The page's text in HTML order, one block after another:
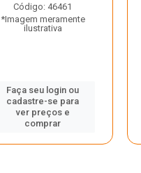
Código: 46461
*Imagem meramente
ilustrativa
Faça seu login ou
cadastre-se para
ver preços e
comprar